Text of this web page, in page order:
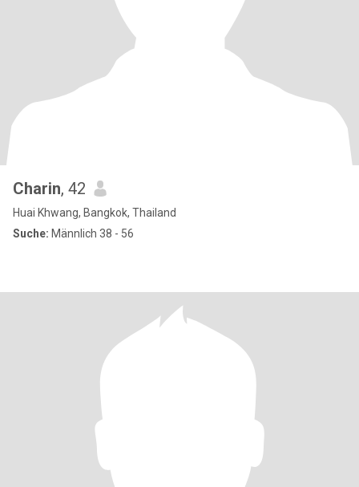
Charin, 42
Huai Khwang, Bangkok, Thailand
Suche: Männlich 38 - 56